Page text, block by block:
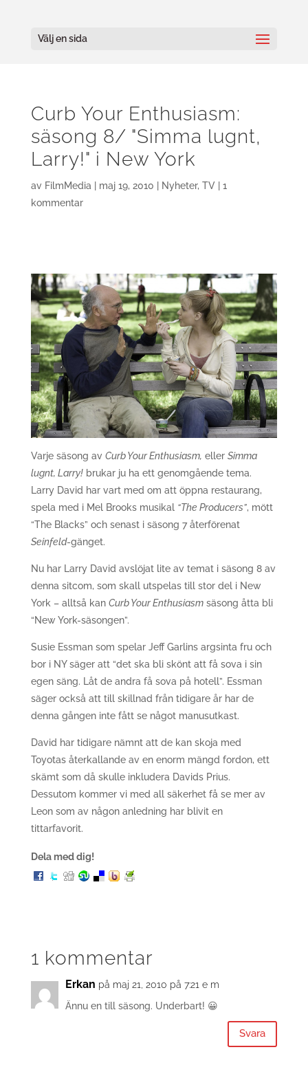
Välj en sida
Curb Your Enthusiasm:
säsong 8/ "Simma lugnt,
Larry!" i New York
av FilmMedia maj 19, 2010 Nyheter, TV| 1
kommentar
Varje säsong av Curb Your Enthusiasm, eller Simma
lugnt, Larry!brukar ju ha ett genomgående tema.
Larry David har vart med om att öppna restaurang,
spela med i Mel Brooks musikal “The Producers”, mött
“The Blacks” och senast i säsong 7 återförenat
Seinfeld-gänget.
Nu har Larry David avslöjat lite av temat i säsong 8 av
denna sitcom, som skall utspelas till stor del i New
York – alltså kan Curb Your Enthusiasmsäsong åtta bli
“New York-säsongen”.
Susie Essman som spelar Jeff Garlins argsinta fru och
bor i NY säger att “det ska bli skönt att få sova i sin
egen säng. Låt de andra få sova på hotell”. Essman
säger också att till skillnad från tidigare år har de
denna gången inte fått se något manusutkast.
David har tidigare nämnt att de kan skoja med
Toyotas återkallande av en enorm mängd fordon, ett
skämt som då skulle inkludera Davids Prius.
Dessutom kommer vi med all säkerhet få se mer av
Leon som av någon anledning har blivit en
tittarfavorit.
Dela med dig!
1 kommentar
Erkan på maj 21, 2010 på 7:21 e m
Ännu en till säsong. Underbart! 😀
Svara